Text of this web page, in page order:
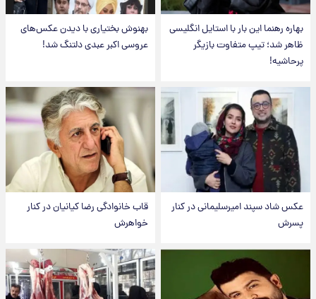
بهاره رهنما این بار با استایل انگلیسی
ظاهر شد؛ تیپ متفاوت بازیگر
پرحاشیه!
بهنوش بختیاری با دیدن عکس‌های
عروسی اکبر عبدی دلتنگ شد!
عکس شاد سپند امیرسلیمانی در کنار
پسرش
قاب خانوادگی رضا کیانیان در کنار
خواهرش